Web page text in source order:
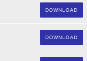
DOWNLOAD
DOWNLOAD